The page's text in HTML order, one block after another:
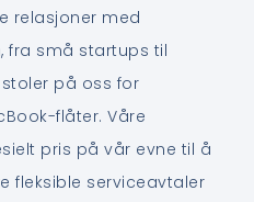
relasjoner med
fra små startups til
på oss for
flåter. Våre
pris på vår evne til å
fleksible serviceavtaler